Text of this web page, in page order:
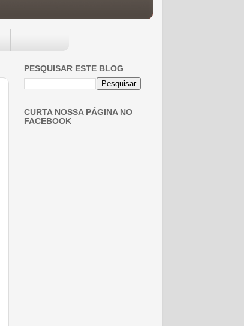
PESQUISAR ESTE BLOG
CURTA NOSSA PÁGINA NO
FACEBOOK